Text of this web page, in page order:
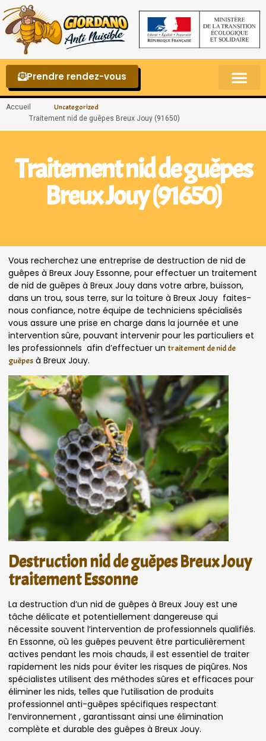
Prendre rendez-vous
Accueil Uncategorized
Traitement nid de guêpes Breux Jouy (91650)
Traitement nid de guêpes
Breux Jouy (91650)
Vous recherchez une entreprise de destruction de nid de
guêpes à Breux Jouy Essonne, pour effectuer un traitement
de nid de guêpes à Breux Jouy dans votre arbre, buisson,
dans un trou, sous terre, sur la toiture à Breux Jouy faites-
nous confiance, notre équipe de techniciens spécialisés
vous assure une prise en charge dans la journée et une
intervention sûre, pouvant intervenir pour les particuliers et
les professionnels afin d’effectuer un traitement de nid de
guêpes à Breux Jouy.
Destruction nid de guêpes Breux Jouy
traitement Essonne
La destruction d’un nid de guêpes à Breux Jouy est une
tâche délicate et potentiellement dangereuse qui
nécessite souvent l’intervention de professionnels qualifiés.
En Essonne, où les guêpes peuvent être particulièrement
actives pendant les mois chauds, il est essentiel de traiter
rapidement les nids pour éviter les risques de piqûres. Nos
spécialistes utilisent des méthodes sûres et efficaces pour
éliminer les nids, telles que l’utilisation de produits
professionnel anti-guêpes spécifiques respectant
l’environnement , garantissant ainsi une élimination
complète et durable des guêpes à Breux Jouy.